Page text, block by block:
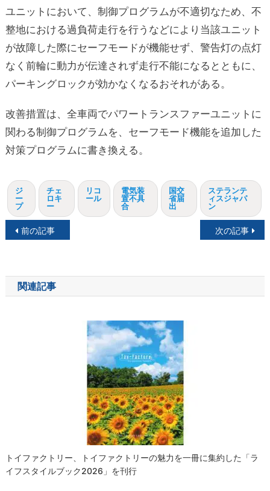
ユニットにおいて、制御プログラムが不適切なため、不
整地における過負荷走行を行うなどにより当該ユニット
が故障した際にセーフモードが機能せず、警告灯の点灯
なく前輪に動力が伝達されず走行不能になるとともに、
パーキングロックが効かなくなるおそれがある。
改善措置は、全車両でパワートランスファーユニットに
関わる制御プログラムを、セーフモード機能を追加した
対策プログラムに書き換える。
ジ
ー
プ
チェ
ロキ
ー
リコ
ール
電気装
置不具
合
国交
省届
出
ステランテ
ィスジャパ
ン
投
ナ
ビ
前の記事 次の記事
関連記事
トイファクトリー、トイファクトリーの魅力を一冊に集約した「ラ
イフスタイルブック2026」を刊行